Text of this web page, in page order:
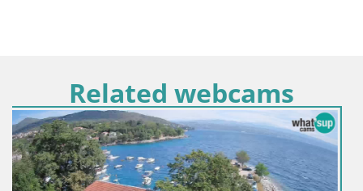
Related webcams
Italia / Trentino-Alto Adige / Dobbiaco
Webcam Toblach Dolomitas – Vista desde el Hotel